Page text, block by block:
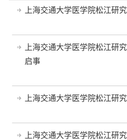
上海交通大学医学院松江研
上海交通大学医学院松江研
启事
上海交通大学医学院松江研
上海交通大学医学院松江研